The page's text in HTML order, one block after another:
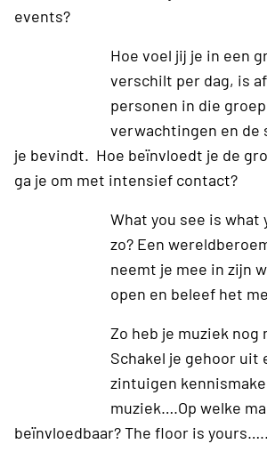
events?
Hoe voel jij je in een
verschilt per dag, is
personen in die
verwachtingen en de
je bevindt. Hoe beïnvloedt je de
ga je om met intensief contact?
What you see is what
zo? Een
neemt je mee in zijn
open en beleef het
Zo heb je muziek nog
Schakel je gehoor uit
zintuigen
muziek….Op welke
beïnvloedbaar? The floor is yours…..